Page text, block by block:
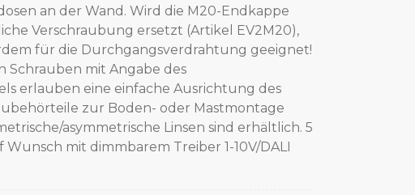
an der Wand. Wird die M20-Endkappe
Verschraubung ersetzt (Artikel EV2M20),
für die Durchgangsverdrahtung geeignet!
Schrauben mit Angabe des
erlauben eine einfache Ausrichtung des
zur Boden- oder Mastmontage
asymmetrische Linsen sind erhältlich. 5
Wunsch mit dimmbarem Treiber 1-10V/DALI